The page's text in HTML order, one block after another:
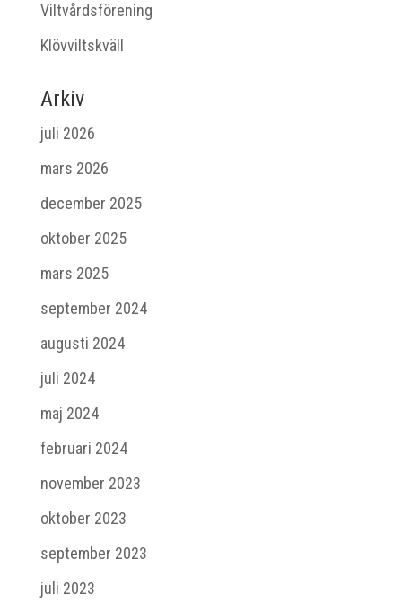
Viltvårdsförening
Klövviltskväll
Arkiv
juli 2026
mars 2026
december 2025
oktober 2025
mars 2025
september 2024
augusti 2024
juli 2024
maj 2024
februari 2024
november 2023
oktober 2023
september 2023
juli 2023